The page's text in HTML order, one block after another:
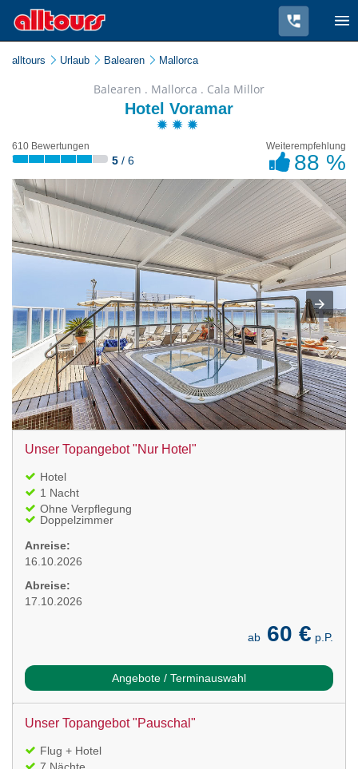
alltours Urlaub Balearen Mallorca
Balearen . Mallorca . Cala Millor
Hotel Voramar
610 Bewertungen
5 / 6
Weiterempfehlung
88 %
Unser Topangebot "Nur Hotel"
Hotel
1 Nacht
Ohne Verpflegung
Doppelzimmer
Anreise:
16.10.2026
Abreise:
17.10.2026
ab 60 € p.P.
Angebote / Terminauswahl
Unser Topangebot "Pauschal"
Flug + Hotel
7 Nächte